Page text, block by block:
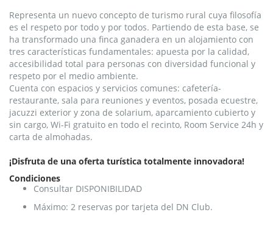
Representa un nuevo concepto de turismo rural cuya filosofía
es el respeto por todo y por todos. Partiendo de esta base, se
ha transformado una finca ganadera en un alojamiento con
tres características fundamentales: apuesta por la calidad,
accesibilidad total para personas con diversidad funcional y
respeto por el medio ambiente.
Cuenta con espacios y servicios comunes: cafetería-
restaurante, sala para reuniones y eventos, posada ecuestre,
jacuzzi exterior y zona de solarium, aparcamiento cubierto y
sin cargo, Wi-Fi gratuito en todo el recinto, Room Service 24h y
carta de almohadas.
¡Disfruta de una oferta turística totalmente innovadora!
Condiciones
Consultar DISPONIBILIDAD
Máximo: 2 reservas por tarjeta del DN Club.